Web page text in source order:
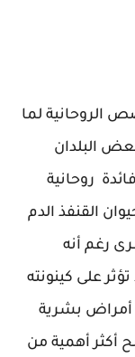
الروحانية لما
البلدان
روحانية
القنفذ الدم
رغم أنه
على كينونته
أمراض بشرية
أكثر أهمية من